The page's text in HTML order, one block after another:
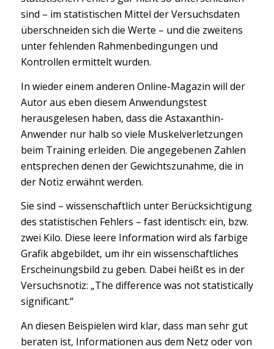
sind – im statistischen Mittel der Versuchsdaten
überschneiden sich die Werte – und die zweitens
unter fehlenden Rahmenbedingungen und
Kontrollen ermittelt wurden.
In wieder einem anderen Online-Magazin will der
Autor aus eben diesem Anwendungstest
herausgelesen haben, dass die Astaxanthin-
Anwender nur halb so viele Muskelverletzungen
beim Training erleiden. Die angegebenen Zahlen
entsprechen denen der Gewichtszunahme, die in
der Notiz erwähnt werden.
Sie sind – wissenschaftlich unter Berücksichtigung
des statistischen Fehlers – fast identisch: ein, bzw.
zwei Kilo. Diese leere Information wird als farbige
Grafik abgebildet, um ihr ein wissenschaftliches
Erscheinungsbild zu geben. Dabei heißt es in der
Versuchsnotiz: „The difference was not statistically
significant.“
An diesen Beispielen wird klar, dass man sehr gut
beraten ist, Informationen aus dem Netz oder von